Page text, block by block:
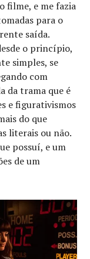
filme, e me fazia
para o
saída.
o princípio,
simples, se
com
da trama que é
e figurativismos
do que
literais ou não.
possuí, e um
de um